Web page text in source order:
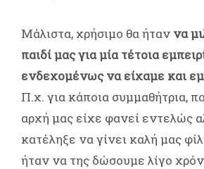
Μάλιστα, χρήσιμο θα ήταν να
παιδί μας για μία τέτοια
ενδεχομένως να είχαμε και
Π.χ. για κάποια συμμαθήτρια,
αρχή μας είχε φανεί εντελώς
κατέληξε να γίνει καλή μας
ήταν να της δώσουμε λίγο